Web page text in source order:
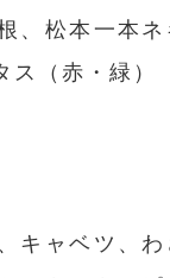
、松本一本
（赤・緑）
キャベツ、